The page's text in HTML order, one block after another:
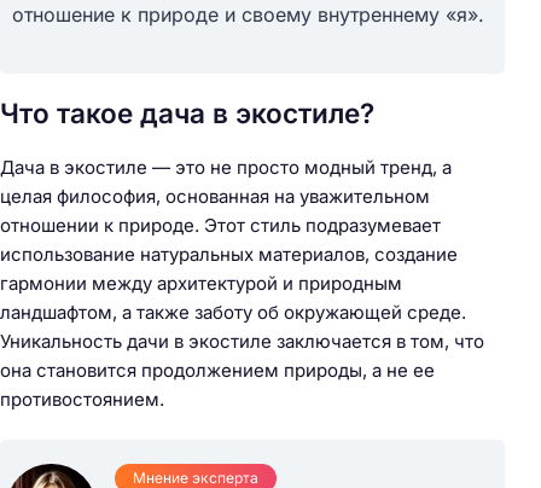
отношение к природе и своему внутреннему «я».
Что такое дача в экостиле?
Дача в экостиле — это не просто модный тренд, а
целая философия, основанная на уважительном
отношении к природе. Этот стиль подразумевает
использование натуральных материалов, создание
гармонии между архитектурой и природным
ландшафтом, а также заботу об окружающей среде.
Уникальность дачи в экостиле заключается в том, что
она становится продолжением природы, а не ее
противостоянием.
Мнение эксперта